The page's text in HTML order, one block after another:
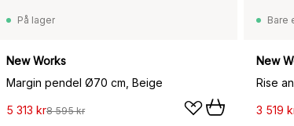
På lager
New Works
Margin pendel Ø70 cm, Beige
5 313 kr8 595 kr
Bare
New
3 519